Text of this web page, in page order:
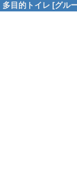
多目的トイレ [グル